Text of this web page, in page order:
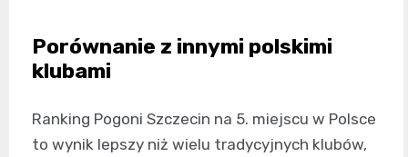
Porównanie z innymi polskimi
klubami
Ranking Pogoni Szczecin na 5. miejscu w Polsce
to wynik lepszy niż wielu tradycyjnych klubów,